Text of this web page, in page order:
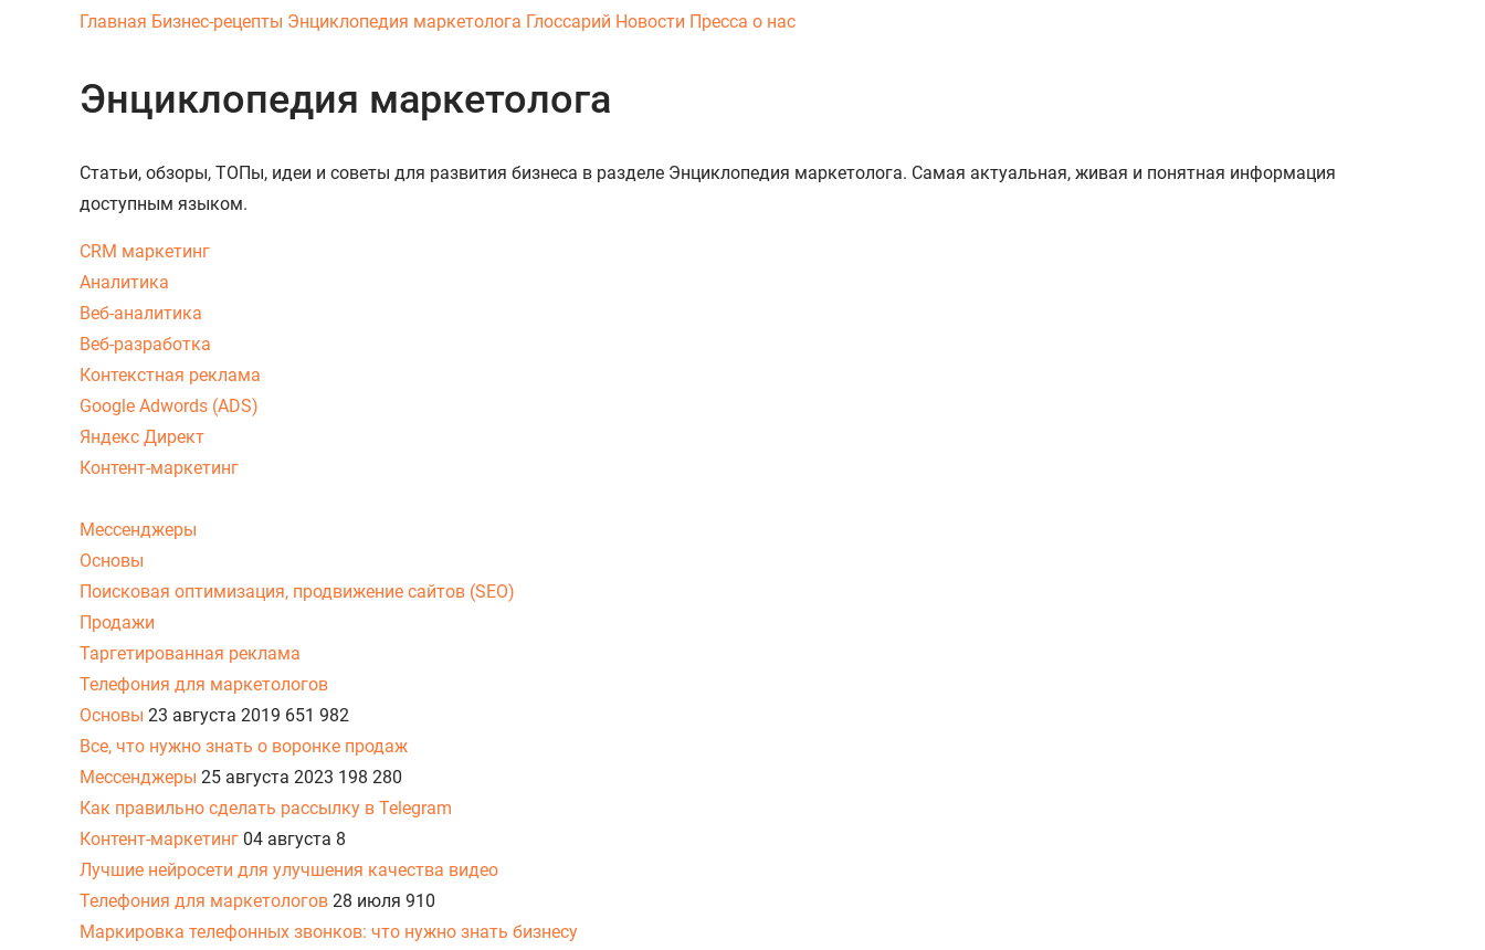
Главная Бизнес-рецепты Энциклопедия маркетолога Глоссарий Новости Пресса о нас
Энциклопедия маркетолога
Статьи, обзоры, ТОПы, идеи и советы для развития бизнеса в разделе Энциклопедия маркетолога. Самая актуальная, живая и понятная информация
доступным языком.
CRM маркетинг
Аналитика
Веб-аналитика
Веб-разработка
Контекстная реклама
Google Adwords (ADS)
Яндекс Директ
Контент-маркетинг
Мессенджеры
Основы
Поисковая оптимизация, продвижение сайтов (SEO)
Продажи
Таргетированная реклама
Телефония для маркетологов
Основы 23 августа 2019 651 982
Все, что нужно знать о воронке продаж
Мессенджеры 25 августа 2023 198 280
Как правильно сделать рассылку в Telegram
Контент-маркетинг 04 августа 8
Лучшие нейросети для улучшения качества видео
Телефония для маркетологов 28 июля 910
Маркировка телефонных звонков: что нужно знать бизнесу